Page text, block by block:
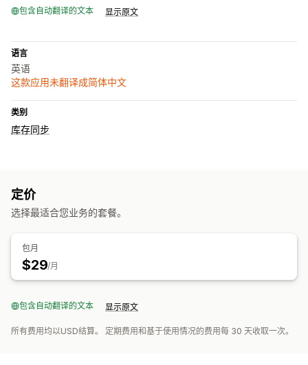
包含自动翻译的文本 显示原文
语言
英语
这款应用未翻译成简体中文
类别
库存同步
定价
选择最适合您业务的套餐。
包月
$29/月
包含自动翻译的文本 显示原文
所有费用均以USD结算。 定期费用和基于使用情况的费用每 30 天收取一次。